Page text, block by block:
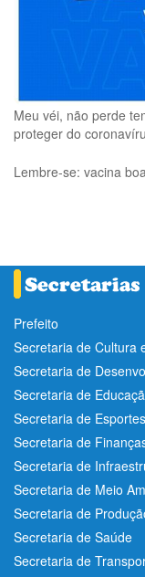
Meu véi, não perde
proteger do
Lembre-se: vacina
Prefeito
Secretaria de Cultura
Secretaria de
Secretaria de
Secretaria de Esportes
Secretaria de
Secretaria de
Secretaria de Meio
Secretaria de
Secretaria de Saúde
Secretaria de